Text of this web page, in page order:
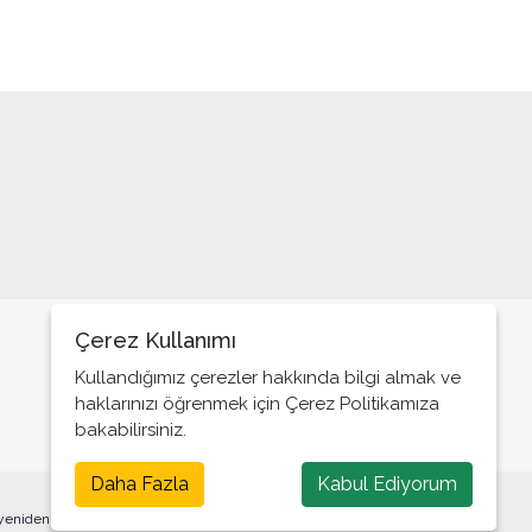
Tarafsız Basın!..
Herkes konut sahibi olacakmış!..
Nasıl bir ülkede yaşıyoruz?
Bu bir veda değil
yayınlanması veya yeniden dağıtılması yasaktır.
Çerez Kullanımı
Kullandığımız çerezler hakkında bilgi almak ve
haklarınızı öğrenmek için Çerez Politikamıza
bakabilirsiniz.
Daha Fazla Kabul Ediyorum